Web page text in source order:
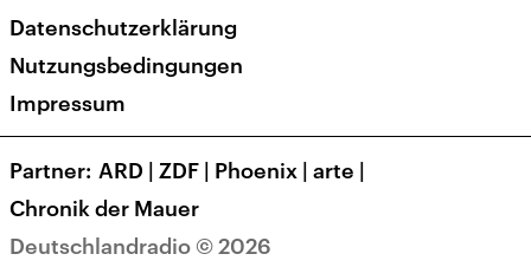
Veranstaltungen
Presse
Karriere
Transparenz
Deutschlandradio © 2026
Datenschutzerklärung
Nutzungsbedingungen
Impressum
Partner ARD | ZDF | Phoenix | arte |
Chronik der Mauer